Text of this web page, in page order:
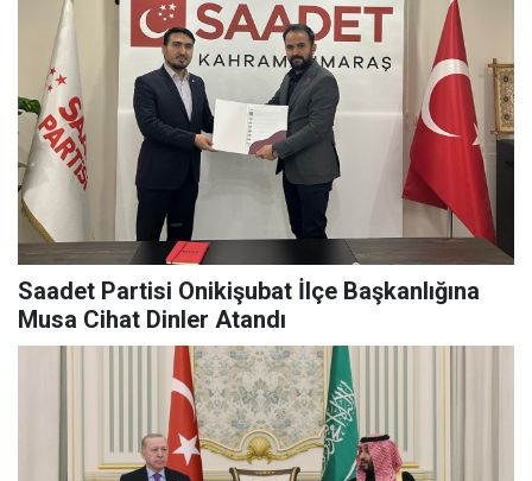
Saadet Partisi Onikişubat İlçe Başkanlığına
Musa Cihat Dinler Atandı